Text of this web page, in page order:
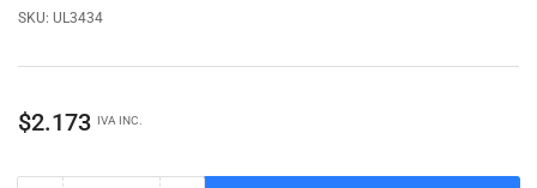
SKU: UL3434
Precio
$2.173 IVA INC.